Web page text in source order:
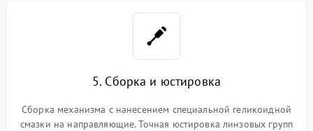
5. Сборка и юстировка
Сборка механизма с нанесением специальной геликоидной
смазки на направляющие. Точная юстировка линзовых групп